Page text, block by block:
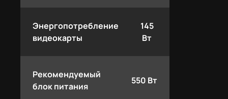
Энергопотребление
видеокарты
145
Вт
Рекомендуемый
блок питания
550 Вт